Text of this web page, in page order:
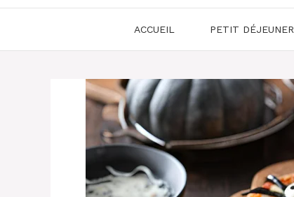
ACCUEIL PETIT DÉJEUNER